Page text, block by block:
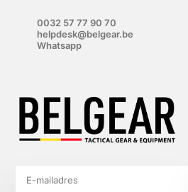
0032 57 77 90 70
helpdesk@belgear.be
Whatsapp